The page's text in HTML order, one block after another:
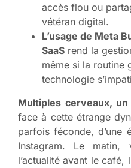
accès flou ou
vétéran digital.
L’usage de Meta
SaaS rend la
même si la routine
technologie
Multiples cerveaux,
face à cette étrange
parfois féconde, d’une
Instagram. Le matin,
l’actualité avant le café,